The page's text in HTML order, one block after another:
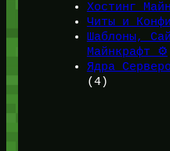
Хостинг
Читы и
Шаблоны,
Майнкрафт ⚙️
Ядра
(4)